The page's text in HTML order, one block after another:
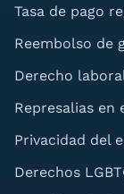
Tasa de pago
Reembolso de
Derecho
Represalias en
Privacidad del
Derechos